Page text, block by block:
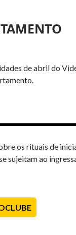
de abril do
os rituais de
sujeitam ao